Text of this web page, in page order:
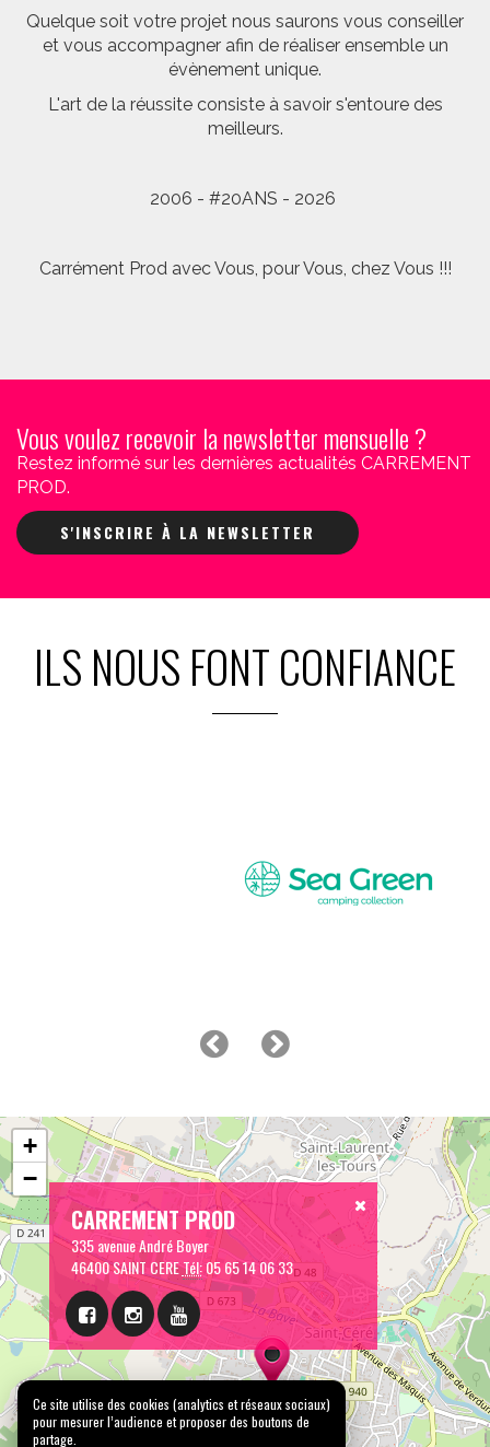
Quelque soit votre projet nous saurons vous conseiller
et vous accompagner afin de réaliser ensemble un
évènement unique.
L'art de la réussite consiste à savoir s'entoure des
meilleurs.
2006 - #20ANS - 2026
Carrément Prod avec Vous, pour Vous, chez Vous !!!
Vous voulez recevoir la newsletter mensuelle ?
Restez informé sur les dernières actualités CARREMENT
PROD.
S'INSCRIRE À LA NEWSLETTER
ILS NOUS FONT CONFIANCE
CARREMENT PROD
335 avenue André Boyer
46400 SAINT CERETél:05 65 14 06 33
+
−
Ce site utilise des cookies (analytics et réseaux sociaux)
pour mesurer l’audience et proposer des boutons de
partage.